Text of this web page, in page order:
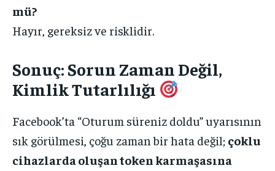
mü?
Hayır, gereksiz ve risklidir.
Sonuç: Sorun Zaman Değil,
Kimlik Tutarlılığı
Facebook’ta “Oturum süreniz doldu” uyarısının
sık görülmesi, çoğu zaman bir hata değil; çoklu
cihazlarda oluşan token karmaşasına